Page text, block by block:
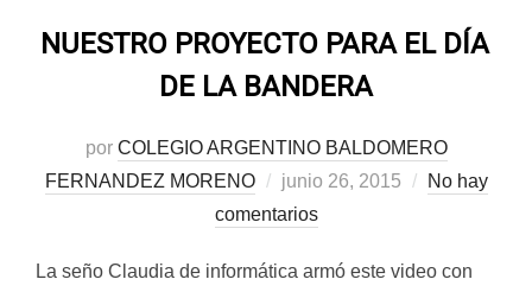
NUESTRO PROYECTO PARA EL DÍA
DE LA BANDERA
por COLEGIO ARGENTINO BALDOMERO
FERNANDEZ MORENO
Publicado
el
junio 26, 2015
No hay
comentarios
La seño Claudia de informática armó este video con